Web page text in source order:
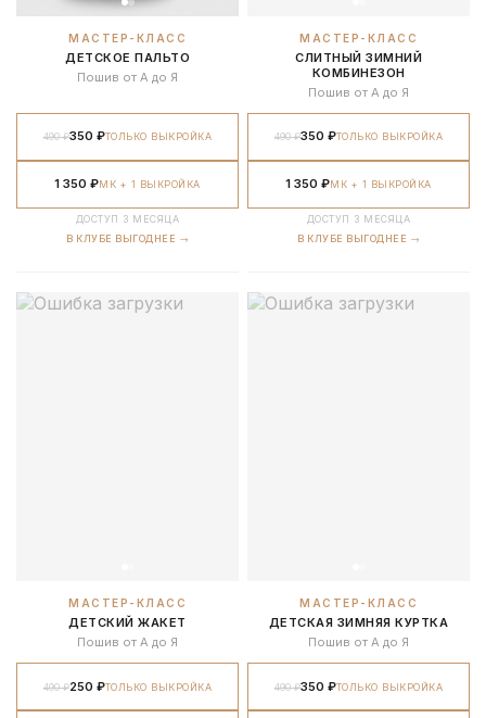
МАСТЕР-КЛАСС
ДЕТСКОЕ ПАЛЬТО
Пошив от А до Я
490 ₽350 ₽ТОЛЬКО ВЫКРОЙКА
1 350 ₽МК + 1 ВЫКРОЙКА
ДОСТУП 3 МЕСЯЦА
В КЛУБЕ ВЫГОДНЕЕ →
МАСТЕР-КЛАСС
СЛИТНЫЙ ЗИМНИЙ
КОМБИНЕЗОН
Пошив от А до Я
490 ₽350 ₽ТОЛЬКО ВЫКРОЙКА
1 350 ₽МК + 1 ВЫКРОЙКА
ДОСТУП 3 МЕСЯЦА
В КЛУБЕ ВЫГОДНЕЕ →
МАСТЕР-КЛАСС
ДЕТСКИЙ ЖАКЕТ
Пошив от А до Я
490 ₽250 ₽ТОЛЬКО ВЫКРОЙКА
МАСТЕР-КЛАСС
ДЕТСКАЯ ЗИМНЯЯ КУРТКА
Пошив от А до Я
490 ₽350 ₽ТОЛЬКО ВЫКРОЙКА